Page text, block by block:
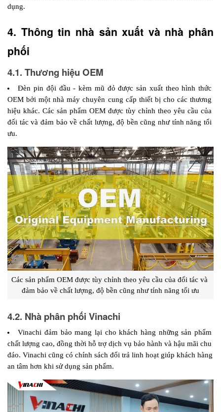
dụng.
4. Thông tin nhà sản xuất và nhà phân
phối
4.1. Thương hiệu OEM
Đèn pin đội đầu - kèm mũ đỏ được sản xuất theo hình thức
OEM bởi một nhà máy chuyên cung cấp thiết bị cho các thương
hiệu khác. Các sản phẩm OEM được tùy chỉnh theo yêu cầu của
đối tác và đảm bảo về chất lượng, độ bền cũng như tính năng tối
ưu.
Các sản phẩm OEM được tùy chỉnh theo yêu cầu của đối tác và
đảm bảo về chất lượng, độ bền cũng như tính năng tối ưu
4.2. Nhà phân phối Vinachi
Vinachi đảm bảo mang lại cho khách hàng những sản phẩm
chất lượng cao, đồng thời hỗ trợ dịch vụ bảo hành và hậu mãi chu
đáo. Vinachi cũng có chính sách đổi trả linh hoạt giúp khách hàng
an tâm hơn khi sử dụng sản phẩm.